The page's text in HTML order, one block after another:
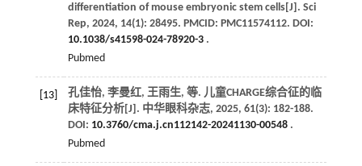
differentiation of mouse embryonic stem cells[J]. Sci
Rep, 2024, 14(1): 28495. PMCID: PMC11574112. DOI:
10.1038/s41598-024-78920-3.
Pubmed
[13] 孔佳怡, 李曼红, 王雨生, 等. 儿童CHARGE综合征的临
床特征分析[J]. 中华眼科杂志, 2025, 61(3): 182-188.
DOI: 10.3760/cma.j.cn112142-20241130-00548.
Pubmed